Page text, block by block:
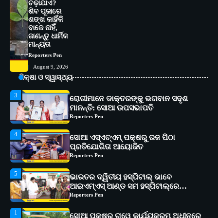
ଚଢ଼ାଯାଏ?
ଶିବ ପୂଜାରେ
ଶଙ୍ଖ କାହିଁକି
ବାଜେ ନାହିଁ,
ଜାଣନ୍ତୁ ଧାର୍ମିକ
ମାନ୍ୟତା
Reporters Pen
August 9, 2026
ଶିକ୍ଷା ଓ ସ୍ୱାସ୍ଥ୍ୟ
1
2
ଅଗ୍ରଗତିର ସ୍ମୃତିଚାରଣ
Reporters Pen
3
ରୋଗୀମାନେ ଡାକ୍ତରଙ୍କୁ ଭଗବାନ ସଦୃଶ
ମାନନ୍ତି: ସୋଆ ଉପସଭାପତି
Reporters Pen
4
ସୋଆ ଏସ୍‌ଏଚ୍‌ଏମ୍ ପକ୍ଷରୁ ରଜ ପିଠା
ପ୍ରତିଯୋଗିତା ଆୟୋଜିତ
Reporters Pen
5
ଭାରତର ଦ୍ୱିତୀୟ ହସ୍ପିଟାଲ୍ ଭାବେ
ଆଇଏମ୍‌ଏସ୍ ଆଣ୍ଡ ସମ ହସ୍ପିଟାଲ୍‌ରେ
ଅତ୍ୟାଧୁନିକ ଡିଜିସ୍କାନର ସ୍ଥାପନ
Reporters Pen
1
ସୋଆ ପକ୍ଷରୁ ରାୱେ କାର୍ଯ୍ୟକ୍ରମ ଅଧୀନରେ